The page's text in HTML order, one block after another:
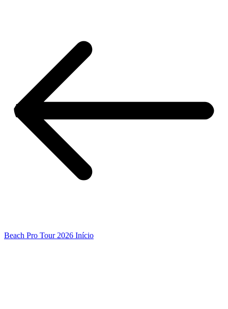
Beach Pro Tour 2026 Início